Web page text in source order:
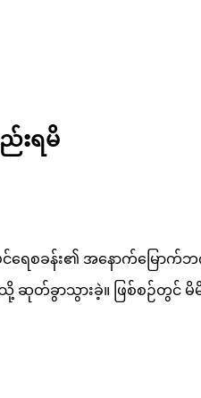
းရမိ
ေစခန်း၏ အနောက်မြောက်
သို့ ဆုတ်ခွာသွားခဲ့။ ဖြစ်စဉ်တွ